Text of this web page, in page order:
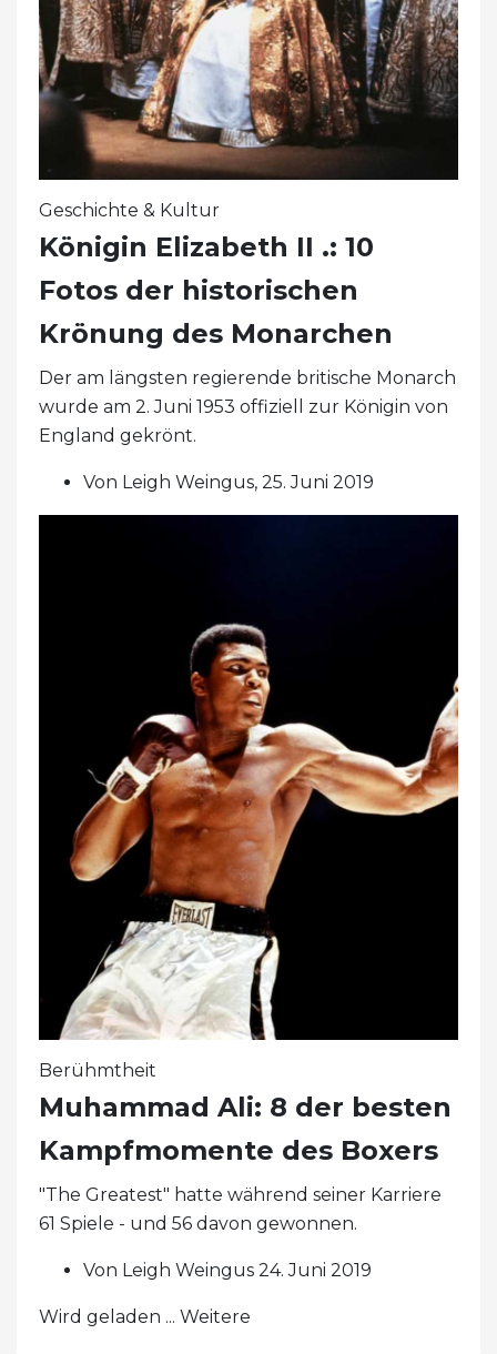
Geschichte & Kultur
Königin Elizabeth II .: 10
Fotos der historischen
Krönung des Monarchen
Der am längsten regierende britische Monarch
wurde am 2. Juni 1953 offiziell zur Königin von
England gekrönt.
Von Leigh Weingus, 25. Juni 2019
Berühmtheit
Muhammad Ali: 8 der besten
Kampfmomente des Boxers
"The Greatest" hatte während seiner Karriere
61 Spiele - und 56 davon gewonnen.
Von Leigh Weingus 24. Juni 2019
Wird geladen ... Weitere